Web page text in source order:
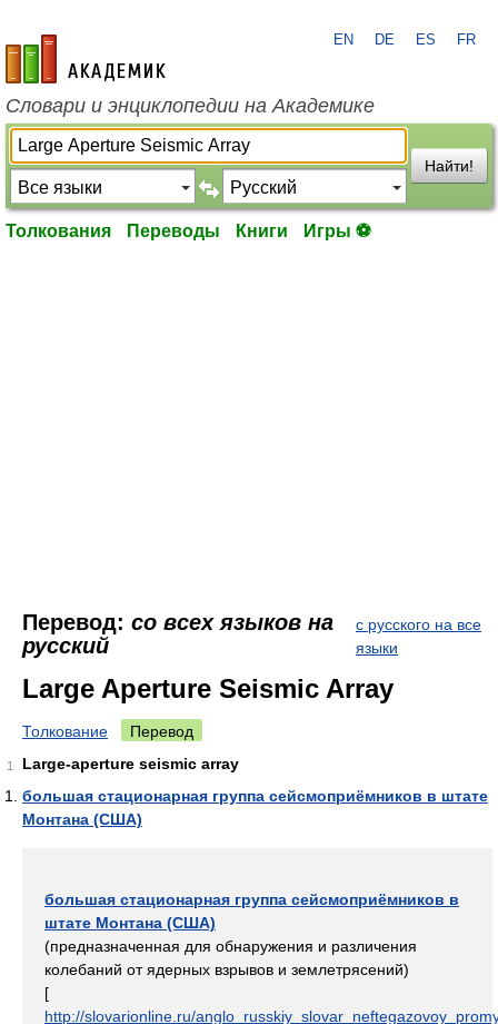
academic.ru
EN DE ES FR
Словари и энциклопедии на Академике
Найти!
Толкования Переводы Книги Игры ⚽
Перевод: со всех языков на
русский
с русского на все
языки
Large Aperture Seismic Array
Толкование Перевод
1
Large-aperture seismic array
большая стационарная группа сейсмоприёмников в штате
Монтана (США)
большая стационарная группа сейсмоприёмников в
штате Монтана (США)
(предназначенная для обнаружения и различения
колебаний от ядерных взрывов и землетрясений)
[
http://slovarionline.ru/